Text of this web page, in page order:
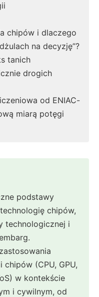
chipów i dlaczego
na decyzję”?
tanich
drogich
od ENIAC-
miarą potęgi
podstawy
chipów,
technologicznej i
(CPU, GPU,
w kontekście
i cywilnym, od